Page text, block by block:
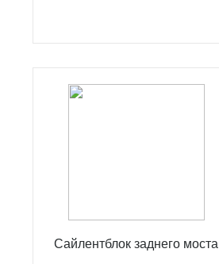
Сайлентблок заднего моста